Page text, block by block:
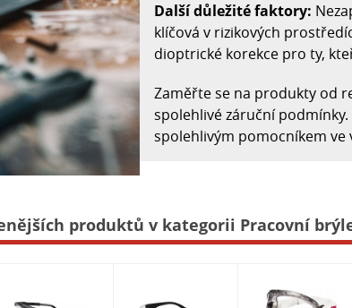
Další důležité faktory:
klíčová v rizikových
dioptrické korekce pro ty,
Zaměřte se na produkty od
spolehlivé záruční
spolehlivým pomocníkem
produktů v kategorii Pracovní